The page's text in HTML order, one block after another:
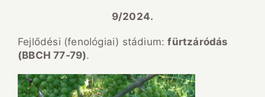
9/2024.
Fejlődési (fenológiai) stádium:fürtzáródás
(BBCH 77-79).